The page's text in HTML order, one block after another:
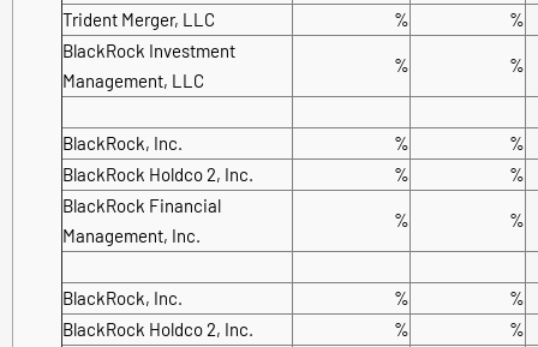
Trident Merger, LLC
%
%
BlackRock Investment
Management, LLC
% %
BlackRock, Inc. %
%
BlackRock Holdco 2, Inc.
%
%
BlackRock Financial
Management, Inc.
% %
BlackRock, Inc. %
%
BlackRock Holdco 2, Inc.
%
%